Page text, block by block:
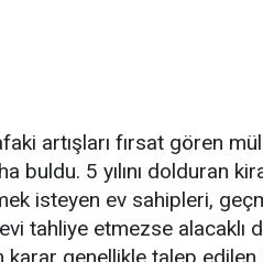
artışları fırsat gören
buldu. 5 yılını dolduran
isteyen ev sahipleri,
tahliye etmezse alacaklı
karar genellikle talep